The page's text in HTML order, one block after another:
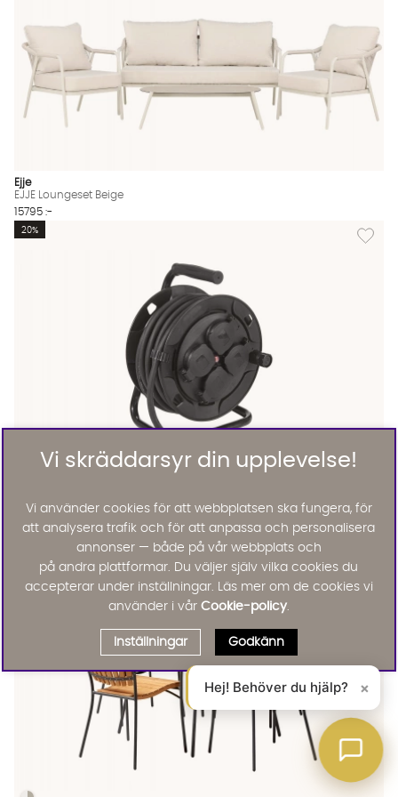
Ejje
EJJE Loungeset Beige
15795 :-
Lägg
20%
KAMPANJ
476 :-
595 :-
Vi skräddarsyr din upplevelse!
Vi använder cookies för att webbplatsen ska fungera, för
att analysera trafik och för att anpassa och personalisera
annonser — både på vår webbplats och
på andra plattformar. Du väljer själv vilka cookies du
accepterar under inställningar. Läs mer om de cookies vi
använder i vår Cookie-policy.
Inställningar Godkänn
Hej! Behöver du hjälp? ×